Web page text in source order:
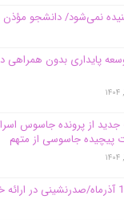
نمی‌شود/ دانشجو مؤذن
پایداری بدون همراهی
جدید از پرونده جاسوس
پیچیده جاسوسی از متهم